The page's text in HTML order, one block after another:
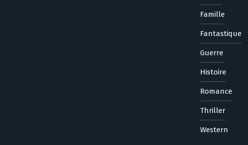
Famille
Fantastique
Guerre
Histoire
Romance
Thriller
Western